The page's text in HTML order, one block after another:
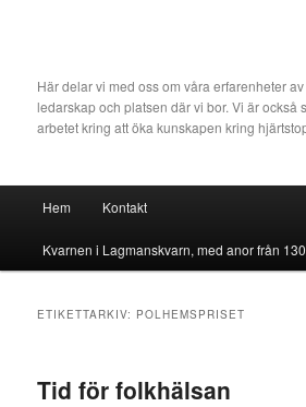
innehåll
innehållHär delar vi med oss om våra erfarenheter
ledarskap och platsen där vi bor. Vi är också
arbetet kring att öka kunskapen kring
Hem Kontakt
Kvarnen i Lagmanskvarn, med anor från
ETIKETTARKIV: POLHEMSPRISET
Tid för folkhälsan